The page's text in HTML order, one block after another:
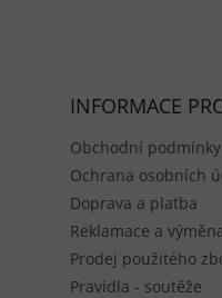
INFORMACE
Obchodní podmínky
Ochrana osobních
Doprava a platba
Reklamace a
Prodej použitého
Pravidla - soutěže